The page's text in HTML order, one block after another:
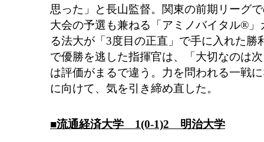
思った」と長山監督。関東の前期リーグ
大会の予選も兼ねる「アミノバイタル®」
る法大が「3度目の正直」で手に入れた勝
で優勝を逃した指揮官は、「大切なのは
は評価がまるで違う。力を問われる一戦
に向けて、気を引き締め直した。
■流通経済大学 1(0-1)2 明治大学